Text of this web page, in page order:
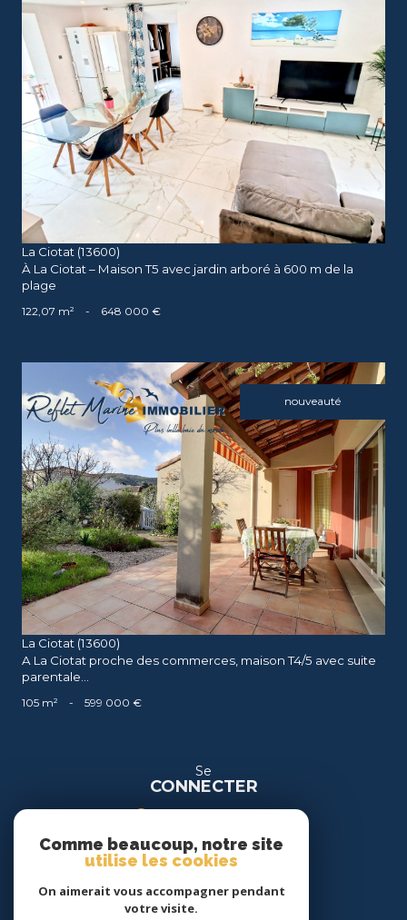
voir le bien
La Ciotat (13600)
À La Ciotat – Maison T5 avec jardin arboré à 600 m de la
plage
122,07 m² - 648 000 €
nouveauté
voir le bien
La Ciotat (13600)
A La Ciotat proche des commerces, maison T4/5 avec suite
parentale...
105 m² - 599 000 €
Se
CONNECTER
espace location
Nous
SUIVRE
Comme beaucoup, notre site
utilise les cookies
On aimerait vous accompagner pendant
votre visite.